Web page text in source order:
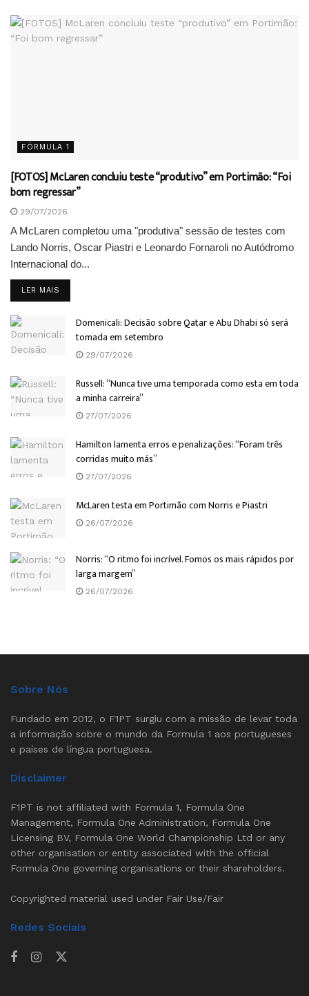
FÓRMULA 1
[FOTOS] McLaren concluiu teste “produtivo” em Portimão: “Foi
bom regressar”
29/07/2026
A McLaren completou uma "produtiva" sessão de testes com
Lando Norris, Oscar Piastri e Leonardo Fornaroli no Autódromo
Internacional do...
LER MAIS
Domenicali: Decisão sobre Qatar e Abu Dhabi só será
tomada em setembro
29/07/2026
Russell: “Nunca tive uma temporada como esta em toda
a minha carreira”
27/07/2026
Hamilton lamenta erros e penalizações: “Foram três
corridas muito más”
27/07/2026
McLaren testa em Portimão com Norris e Piastri
26/07/2026
Norris: “O ritmo foi incrível. Fomos os mais rápidos por
larga margem”
26/07/2026
Sobre Nós
Fundado em 2012, o F1PT surgiu com a missão de levar toda
a informação sobre o mundo da Formula 1 aos portugueses
e países de língua portuguesa.
Disclaimer
F1PT is not affiliated with Formula 1, Formula One
Management, Formula One Administration, Formula One
Licensing BV, Formula One World Championship Ltd or any
other organisation or entity associated with the official
Formula One governing organisations or their shareholders.
Copyrighted material used under Fair Use/Fair
Redes Sociais